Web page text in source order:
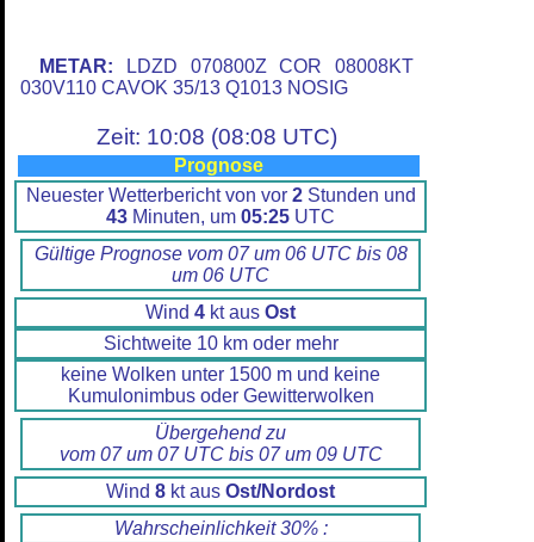
METAR: LDZD 070800Z COR 08008KT
030V110 CAVOK 35/13 Q1013 NOSIG
Zeit: 10:08 (08:08 UTC)
Prognose
Neuester Wetterbericht von vor 2Stunden und
43 Minuten, um 05:25 UTC
Gültige Prognose vom 07 um 06 UTC bis 08
um 06 UTC
Wind 4 kt aus Ost
Sichtweite 10 km oder mehr
keine Wolken unter 1500 m und keine
Kumulonimbus oder Gewitterwolken
Übergehend zu
vom 07 um 07 UTC bis 07 um 09 UTC
Wind 8 kt aus Ost/Nordost
Wahrscheinlichkeit 30% :